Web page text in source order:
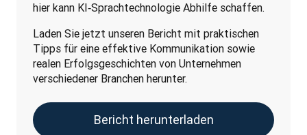
hier kann KI‑Sprachtechnologie Abhilfe schaffen.
Laden Sie jetzt unseren Bericht mit praktischen
Tipps für eine effektive Kommunikation sowie
realen Erfolgsgeschichten von Unternehmen
verschiedener Branchen herunter.
Bericht herunterladen